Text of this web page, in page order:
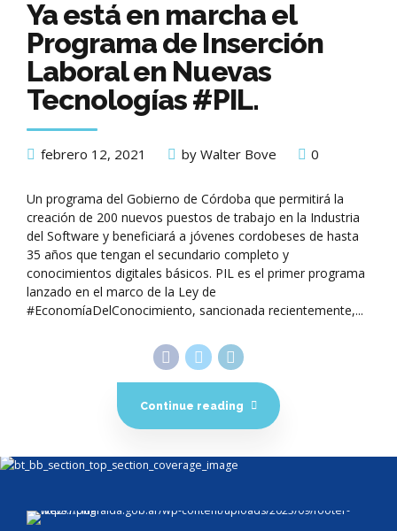
Ya está en marcha el
Programa de Inserción
Laboral en Nuevas
Tecnologías #PIL.
febrero 12, 2021 by Walter Bove 0
Un programa del Gobierno de Córdoba que permitirá la
creación de 200 nuevos puestos de trabajo en la Industria
del Software y beneficiará a jóvenes cordobeses de hasta
35 años que tengan el secundario completo y
conocimientos digitales básicos. PIL es el primer programa
lanzado en el marco de la Ley de
#EconomíaDelConocimiento, sancionada recientemente,...
Continue reading